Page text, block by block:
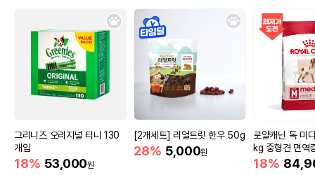
그리니즈 오리지널 티니 130
개입
18% 53,000원
[2개세트] 리얼트릿 한우 50g
28% 5,000원
로얄캐닌 독 미
kg 중형견 면역
18%